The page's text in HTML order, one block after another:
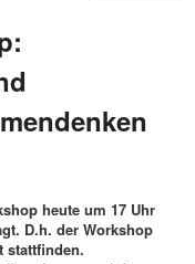
heute um 17 Uhr
D.h. der Workshop
stattfinden.